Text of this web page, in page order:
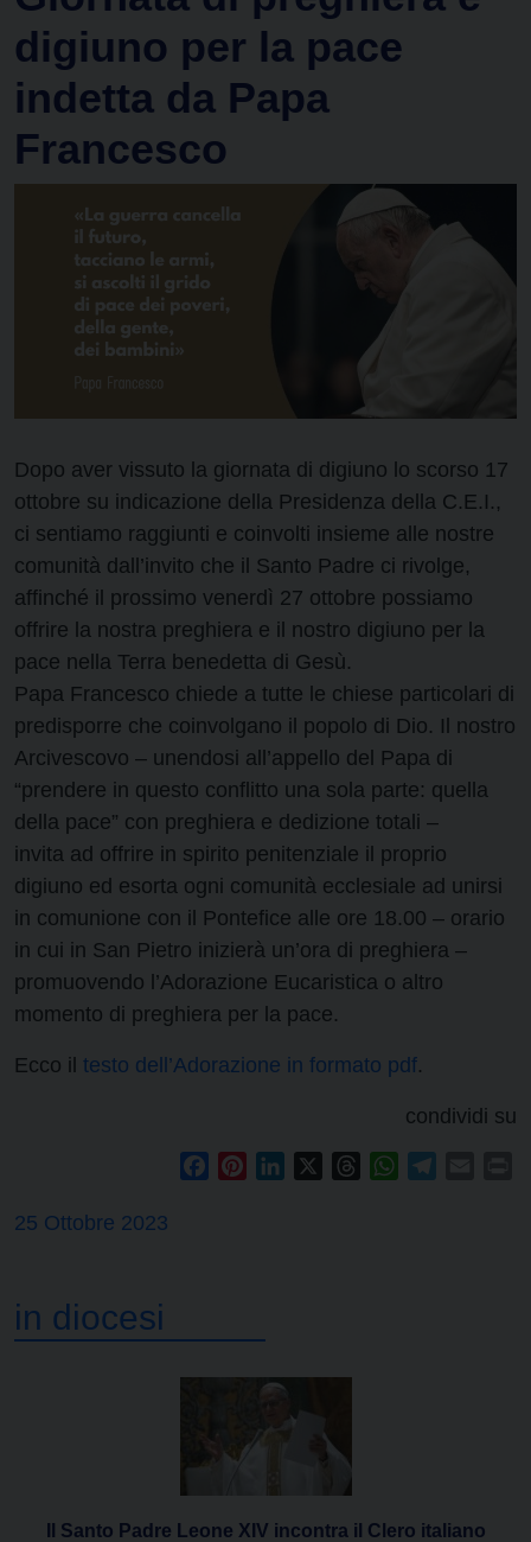
digiuno per la pace
indetta da Papa
Francesco
Dopo aver vissuto la giornata di digiuno lo scorso 17
ottobre su indicazione della Presidenza della C.E.I.,
ci sentiamo raggiunti e coinvolti insieme alle nostre
comunità dall’invito che il Santo Padre ci rivolge,
affinché il prossimo venerdì 27 ottobre possiamo
offrire la nostra preghiera e il nostro digiuno per la
pace nella Terra benedetta di Gesù.
Papa Francesco chiede a tutte le chiese particolari di
predisporre che coinvolgano il popolo di Dio. Il nostro
Arcivescovo – unendosi all’appello del Papa di
“prendere in questo conflitto una sola parte: quella
della pace” con preghiera e dedizione totali –
invita ad offrire in spirito penitenziale il proprio
digiuno ed esorta ogni comunità ecclesiale ad unirsi
in comunione con il Pontefice alle ore 18.00 – orario
in cui in San Pietro inizierà un’ora di preghiera –
promuovendo l’Adorazione Eucaristica o altro
momento di preghiera per la pace.
Ecco il testo dell’Adorazione in formato pdf.
condividi su
FacebookPinterestLinkedIn ThreadsWhatsApp
25 Ottobre 2023
in diocesi
Il Santo Padre Leone XIV incontra il Clero italiano